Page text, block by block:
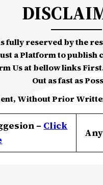
fully reserved by the
a Platform to
Us at bellow links
Out as fast as
Without Prior
– Click